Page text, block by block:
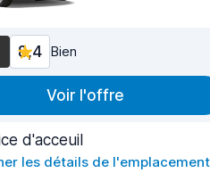
8,4 Bien
Voir l'offre
d'acceuil
les détails de l'emplacement